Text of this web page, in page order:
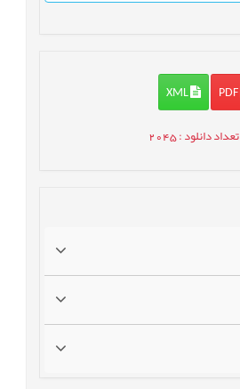
XML
تعداد دانلود: 2045